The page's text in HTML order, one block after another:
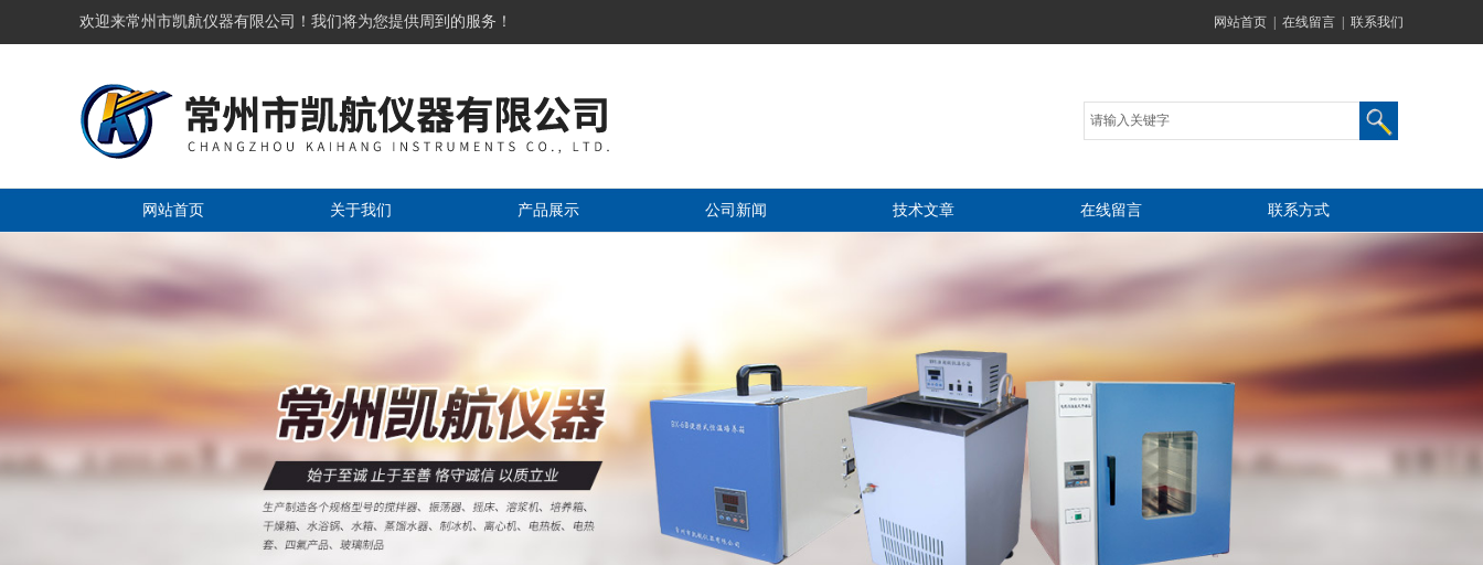
欢迎来常州市凯航仪器有限公司！我们将为您提供周到的服务！ 网站首页 在线留言 联系我们
网站首页 关于我们 产品展示 公司新闻 技术文章 在线留言 联系方式